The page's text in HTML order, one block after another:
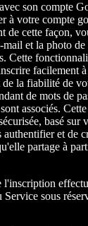
son compte
à votre compte
de cette façon,
mail et la photo
Cette
facilement
la fiabilité de
de mots de
associés.
basé sur
et de
partage à
sous